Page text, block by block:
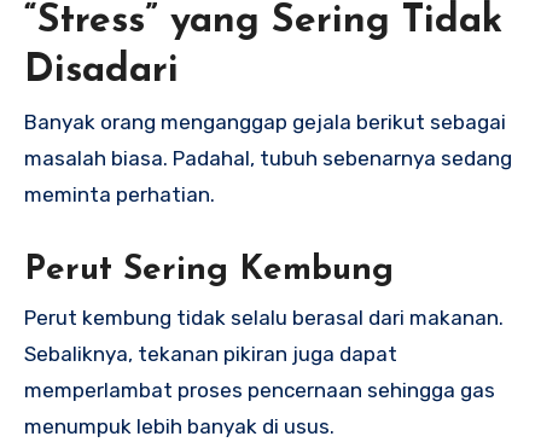
“Stress” yang Sering Tidak
Disadari
Banyak orang menganggap gejala berikut sebagai
masalah biasa. Padahal, tubuh sebenarnya sedang
meminta perhatian.
Perut Sering Kembung
Perut kembung tidak selalu berasal dari makanan.
Sebaliknya, tekanan pikiran juga dapat
memperlambat proses pencernaan sehingga gas
menumpuk lebih banyak di usus.